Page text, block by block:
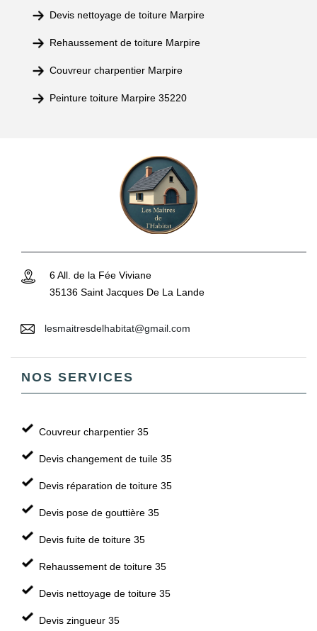
Devis nettoyage de toiture Marpire
Rehaussement de toiture Marpire
Couvreur charpentier Marpire
Peinture toiture Marpire 35220
6 All. de la Fée Viviane
35136 Saint Jacques De La Lande
lesmaitresdelhabitat@gmail.com
NOS SERVICES
Couvreur charpentier 35
Devis changement de tuile 35
Devis réparation de toiture 35
Devis pose de gouttière 35
Devis fuite de toiture 35
Rehaussement de toiture 35
Devis nettoyage de toiture 35
Devis zingueur 35